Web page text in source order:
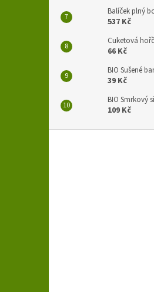
Balíček plný
537 Kč
Cuketová
66 Kč
BIO Sušené
39 Kč
BIO Smrkový
109 Kč